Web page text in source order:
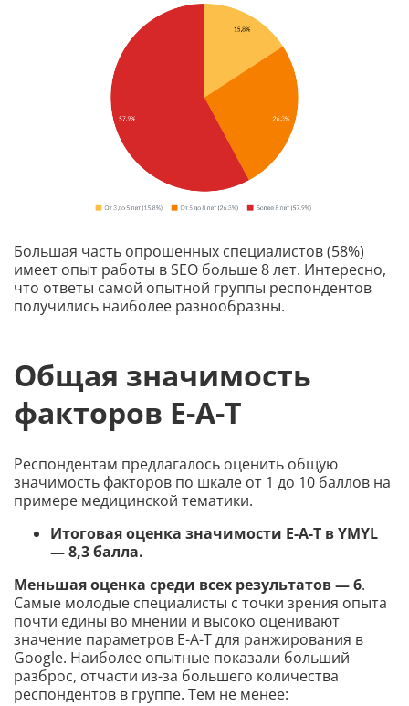
Большая часть опрошенных специалистов (58%)
имеет опыт работы в SEO больше 8 лет. Интересно,
что ответы самой опытной группы респондентов
получились наиболее разнообразны.
Общая значимость
факторов E-A-T
Респондентам предлагалось оценить общую
значимость факторов по шкале от 1 до 10 баллов на
примере медицинской тематики.
Итоговая оценка значимости E-A-T в YMYL
— 8,3 балла.
Меньшая оценка среди всех результатов — 6.
Самые молодые специалисты с точки зрения опыта
почти едины во мнении и высоко оценивают
значение параметров E-A-T для ранжирования в
Google. Наиболее опытные показали больший
разброс, отчасти из-за большего количества
респондентов в группе. Тем не менее: